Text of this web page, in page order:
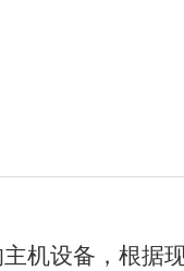
机设备，根据